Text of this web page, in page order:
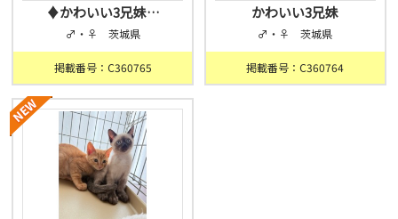
♦︎かわいい3兄妹…
♂・♀ 茨城県
掲載番号：C360765
かわいい3兄妹
♂・♀ 茨城県
掲載番号：C360764